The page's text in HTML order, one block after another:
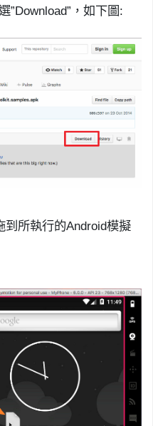
”Download” ，如下圖:
到所執行的Android模擬